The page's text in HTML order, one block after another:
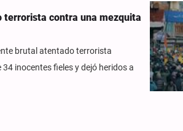
terrorista contra una mezquita
brutal atentado terrorista
inocentes fieles y dejó heridos a